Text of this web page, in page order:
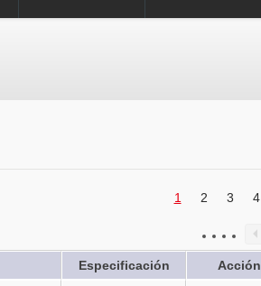
1 2 3 4
Especificación Acción